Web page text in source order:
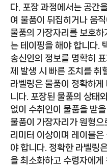
다. 포장 과정에서는 공간
여 물품이 뒤집히거나 움
물품의 가장자리를 보호
는 테이핑을 해야 합니다.
송신인의 정보를 명확히
제 발생 시 빠른 조치를 취
라벨링은 물품이 정확하
니다. 포장된 물품의 상태
없이 수취인이 물품을 받
물품이 가장자리가 원형
리미터 이상이며 레이블
야 합니다. 정확한 라벨링
을 최소화하고 수령자에게